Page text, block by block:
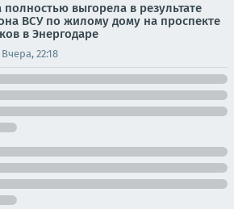
полностью выгорела в результате
ВСУ по жилому дому на проспекте
в Энергодаре
Вчера, 22:18